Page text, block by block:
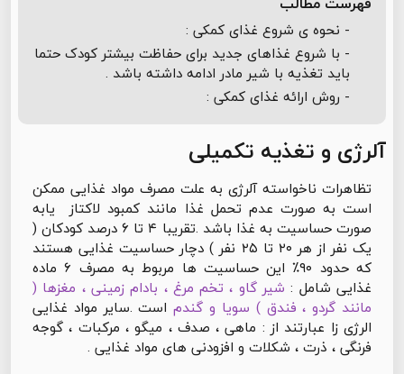
- نحوه ی شروع غذای کمکی :
- با شروع غذاهای جدید برای حفاظت بیشتر کودک حتما
باید تغذیه با شیر مادر ادامه داشته باشد .
- روش ارائه غذای کمکی :
آلرژی و تغذیه تکمیلی
تظاهرات ناخواسته آلرژی به علت مصرف مواد غذایی ممکن
است به صورت عدم تحمل غذا مانند کمبود لاکتاز یابه
صورت حساسیت به غذا باشد .تقریبا ۴ تا ۶ درصد کودکان (
یک نفر از هر ۲۰ تا ۲۵ نفر ) دچار حساسیت غذایی هستند
که حدود ۹۰٪ این حساسیت ها مربوط به مصرف ۶ ماده
غذایی شامل : شیر گاو ، تخم مرغ ، بادام زمینی ، مغزها (
مانند گردو ، فندق ) سویا و گندم است .سایر مواد غذایی
الرژی زا عبارتند از : ماهی ، صدف ، میگو ، مرکبات ، گوجه
فرنگی ، ذرت ، شکلات و افزودنی های مواد غذایی .